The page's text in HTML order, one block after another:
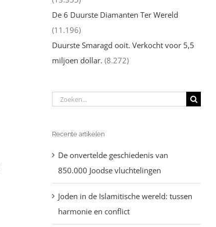
De 6 Duurste Diamanten Ter Wereld
(11.196)
Duurste Smaragd ooit. Verkocht voor 5,5
miljoen dollar. (8.272)
Zoeken
Recente artikelen
De onvertelde geschiedenis van
850.000 Joodse vluchtelingen
Joden in de Islamitische wereld: tussen
harmonie en conflict